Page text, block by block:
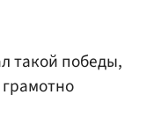
такой победы,